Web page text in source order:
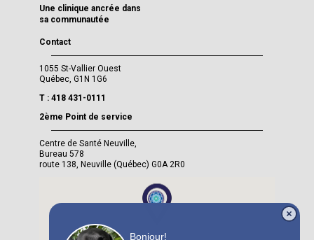
Une clinique ancrée dans
sa communautée
Contact
1055 St-Vallier Ouest
Québec, G1N 1G6
T : 418 431-0111
2ème Point de service
Centre de Santé Neuville,
Bureau 578
route 138, Neuville (Québec) G0A 2R0
Bonjour!